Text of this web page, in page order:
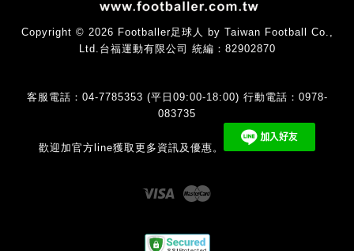
Copyright © 2026 Footballer足球人 by Taiwan Football Co.,
Ltd.台福運動有限公司 統編：82902870
客服電話：04-7785353 (平日09:00-18:00) 行動電話：0978-
083735
歡迎加官方line獲取更多資訊及優惠。
Visa